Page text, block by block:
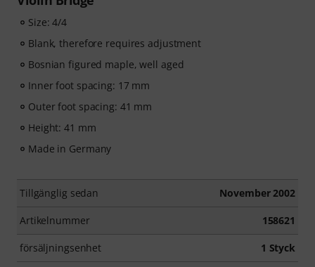
Size: 4/4
Blank, therefore requires adjustment
Bosnian figured maple, well aged
Inner foot spacing: 17 mm
Outer foot spacing: 41 mm
Height: 41 mm
Made in Germany
Tillgänglig sedan November 2002
Artikelnummer 158621
försäljningsenhet 1 Styck